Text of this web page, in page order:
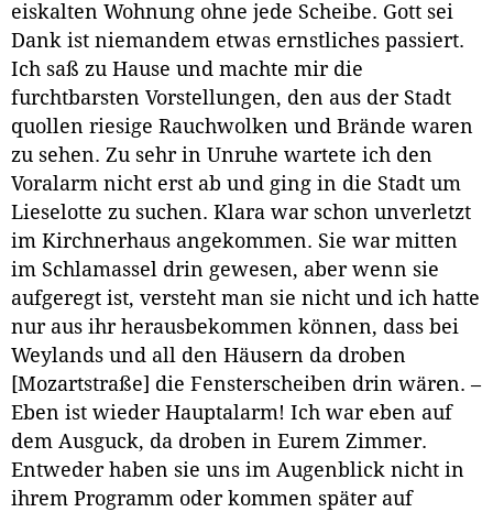
eiskalten Wohnung ohne jede Scheibe. Gott sei
Dank ist niemandem etwas ernstliches passiert.
Ich saß zu Hause und machte mir die
furchtbarsten Vorstellungen, den aus der Stadt
quollen riesige Rauchwolken und Brände waren
zu sehen. Zu sehr in Unruhe wartete ich den
Voralarm nicht erst ab und ging in die Stadt um
Lieselotte zu suchen. Klara war schon unverletzt
im Kirchnerhaus angekommen. Sie war mitten
im Schlamassel drin gewesen, aber wenn sie
aufgeregt ist, versteht man sie nicht und ich hatte
nur aus ihr herausbekommen können, dass bei
Weylands und all den Häusern da droben
[Mozartstraße] die Fensterscheiben drin wären. –
Eben ist wieder Hauptalarm! Ich war eben auf
dem Ausguck, da droben in Eurem Zimmer.
Entweder haben sie uns im Augenblick nicht in
ihrem Programm oder kommen später auf